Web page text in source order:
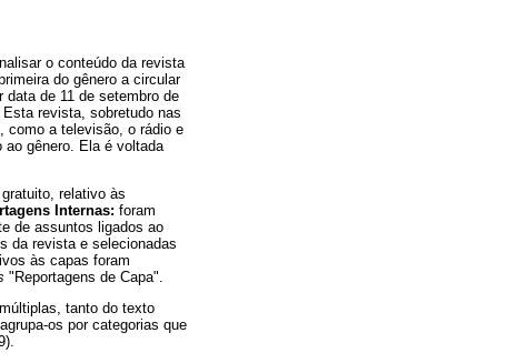
o conteúdo da revista
do gênero a circular
de 11 de setembro de
revista, sobretudo nas
como a televisão, o rádio e
gênero. Ela é voltada
relativo às
Internas: foram
de assuntos ligados ao
da revista e selecionadas
às capas foram
"Reportagens de Capa".
tanto do texto
os por categorias que